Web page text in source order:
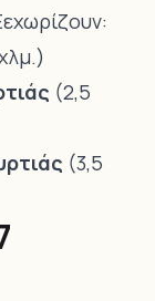
(2,5
(3,5